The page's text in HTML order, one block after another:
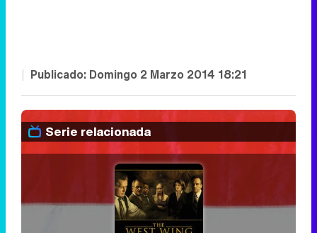
| Publicado: Domingo 2 Marzo 2014 18:21
Serie relacionada